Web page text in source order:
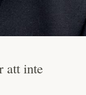
att inte